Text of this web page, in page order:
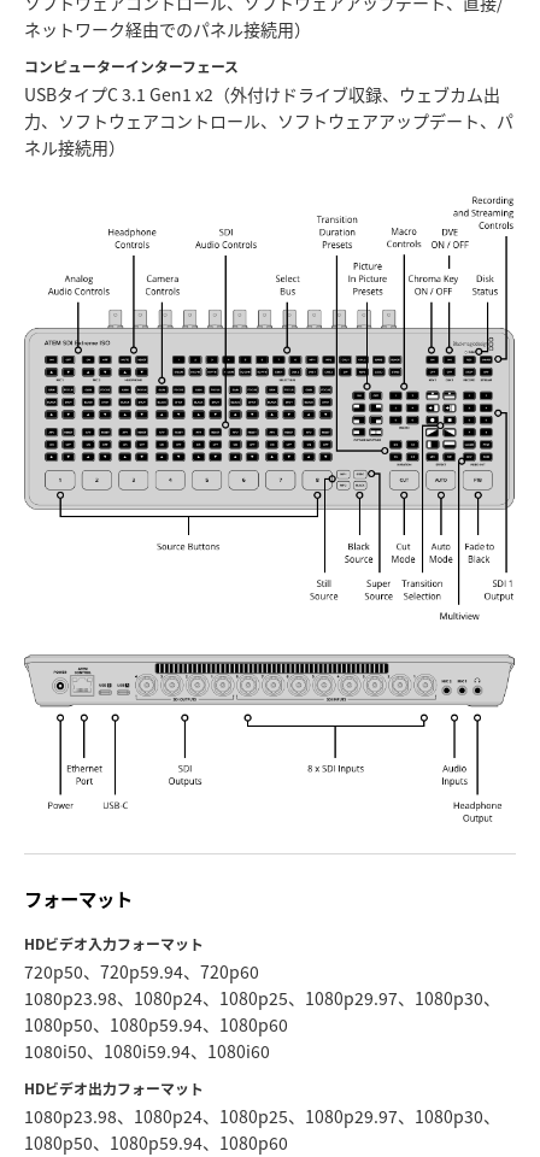
United States
ネットワーク経由でのパネル接続用）
コンピューターインターフェース
USBタイプC 3.1 Gen1 x2（外付けドライブ収録、ウェブカム出
力、ソフトウェアコントロール、ソフトウェアアップデート、パ
ネル接続用）
フォーマット
HDビデオ入力フォーマット
720p50、720p59.94、720p60
1080p23.98、1080p24、1080p25、1080p29.97、1080p30、
1080p50、1080p59.94、1080p60
1080i50、1080i59.94、1080i60
HDビデオ出力フォーマット
1080p23.98、1080p24、1080p25、1080p29.97、1080p30、
1080p50、1080p59.94、1080p60